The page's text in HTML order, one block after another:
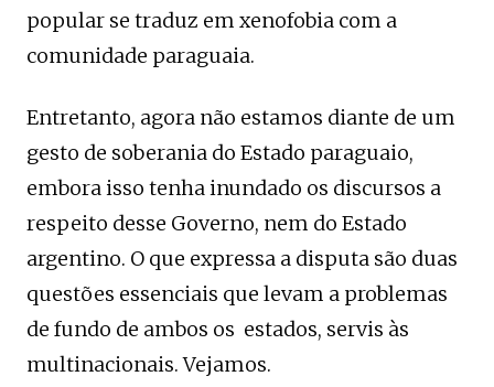
popular se traduz em xenofobia com a
comunidade paraguaia.
Entretanto, agora não estamos diante de um
gesto de soberania do Estado paraguaio,
embora isso tenha inundado os discursos a
respeito desse Governo, nem do Estado
argentino. O que expressa a disputa são duas
questões essenciais que levam a problemas
de fundo de ambos os estados, servis às
multinacionais. Vejamos.